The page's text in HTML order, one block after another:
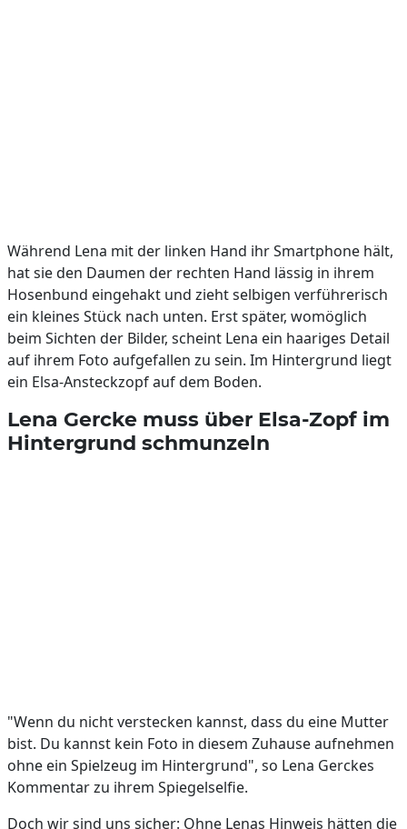
Während Lena mit der linken Hand ihr Smartphone hält,
hat sie den Daumen der rechten Hand lässig in ihrem
Hosenbund eingehakt und zieht selbigen verführerisch
ein kleines Stück nach unten. Erst später, womöglich
beim Sichten der Bilder, scheint Lena ein haariges Detail
auf ihrem Foto aufgefallen zu sein. Im Hintergrund liegt
ein Elsa-Ansteckzopf auf dem Boden.
Lena Gercke muss über Elsa-Zopf im
Hintergrund schmunzeln
"Wenn du nicht verstecken kannst, dass du eine Mutter
bist. Du kannst kein Foto in diesem Zuhause aufnehmen
ohne ein Spielzeug im Hintergrund", so Lena Gerckes
Kommentar zu ihrem Spiegelselfie.
Doch wir sind uns sicher: Ohne Lenas Hinweis hätten die